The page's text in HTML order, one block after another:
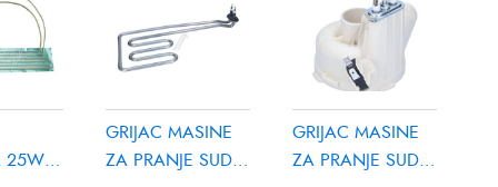
25W
GRIJAC MASINE
ZA PRANJE SUDJA
GRIJAC MASINE
ZA PRANJE SUDJA
SUDJA